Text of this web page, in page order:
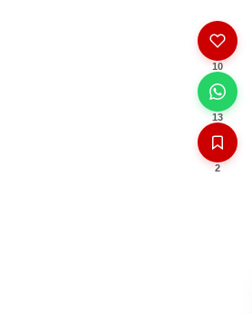
10
13
2